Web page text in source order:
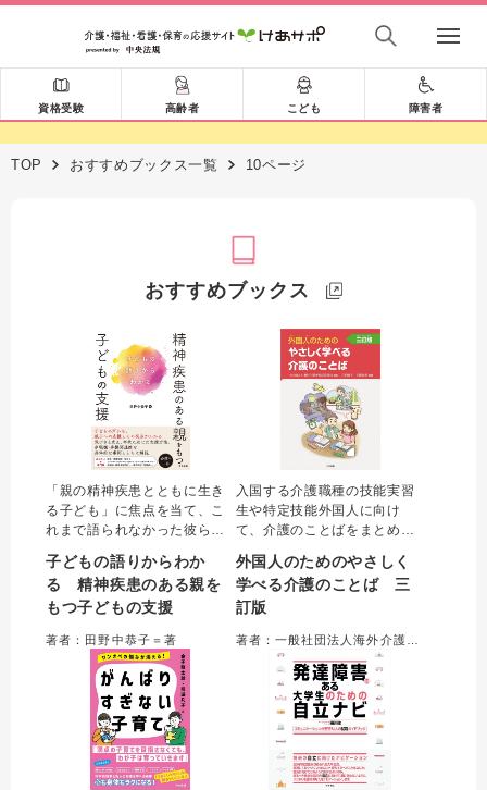
資格受験 高齢者 こども 障害者
TOP おすすめブックス一覧 10ページ
おすすめブックス
「親の精神疾患とともに生き
る子ども」に焦点を当て、こ
れまで語られなかった彼らの
説。著者の調査で得られた
「子どもの語り」から子ども
たちの実態を明らかにし、支
や教育関係者必携の一冊。
子どもの語りからわか
る 精神疾患のある親を
もつ子どもの支援
著者：田野中恭子＝著
入国する介護職種の技能実習
生や特定技能外国人に向け
て、介護のことばをまとめた
状、生活援助、身体介護など
の場面ごとに知っておくべき
ことばをわかりやすく示し
えるテキスト。訪問介護に関
する用語を追加した三訂版。
外国人のためのやさしく
学べる介護のことば 三
訂版